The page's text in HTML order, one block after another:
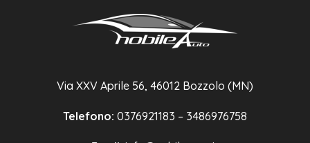
Via XXV Aprile 56, 46012 Bozzolo (MN)
Telefono: 0376921183 – 3486976758